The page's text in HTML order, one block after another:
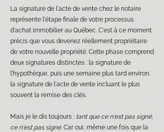
La signature de l'acte de vente chez le notaire
représente l'étape finale de votre processus
d'achat immobilier au Québec. C'est à ce moment
précis que vous devenez réellement propriétaire
de votre nouvelle propriété. Cette phase comprend
deux signatures distinctes : la signature de
l'hypothèque, puis une semaine plus tard environ,
la signature de l'acte de vente incluant le plus
souvent la remise des clés.
Mais je le dis toujours : tant que ce n'est pas signé,
ce n'est pas signé. Car oui, même une fois que la